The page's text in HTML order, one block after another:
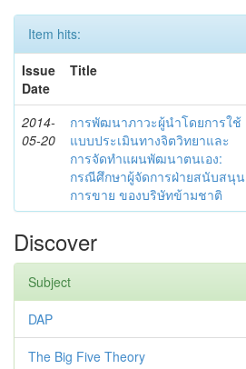
Item hits:
Issue
Date
Title
2014-
05-20
การพัฒนาภาวะผู้นำโดยการใช้
แบบประเมินทางจิตวิทยาและ
การจัดทำแผนพัฒนาตนเอง:
กรณีศึกษาผู้จัดการฝ่ายสนับสนุน
การขาย ของบริษัทข้ามชาติ
Discover
Subject
DAP
The Big Five Theory